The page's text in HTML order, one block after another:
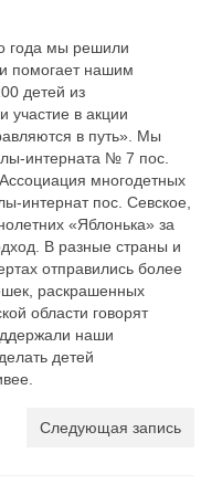
года мы решили
помогает нашим
детей из
участие в акции
в путь». Мы
интерната № 7 пос.
многодетных
интернат пос. Севское,
«Яблонька» за
В разные страны и
отправились более
раскрашенных
области говорят
наши
детей
Следующая запись